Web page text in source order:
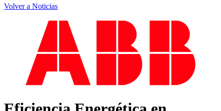
Volver a Noticias